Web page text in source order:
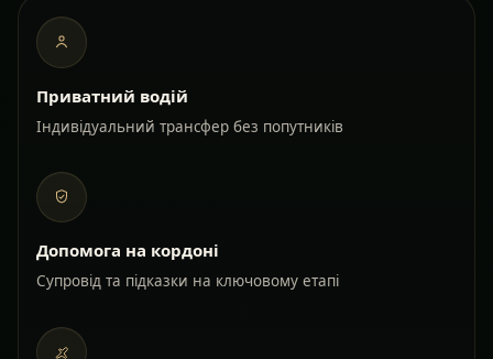
Приватний водій
Індивідуальний трансфер без попутників
Допомога на кордоні
Супровід та підказки на ключовому етапі